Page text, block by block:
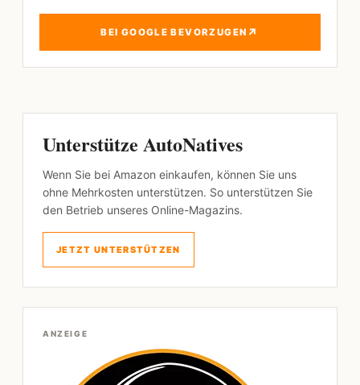
BEI GOOGLE BEVORZUGEN ↗
Unterstütze AutoNatives
Wenn Sie bei Amazon einkaufen, können Sie uns
ohne Mehrkosten unterstützen. So unterstützen Sie
den Betrieb unseres Online-Magazins.
JETZT UNTERSTÜTZEN
ANZEIGE